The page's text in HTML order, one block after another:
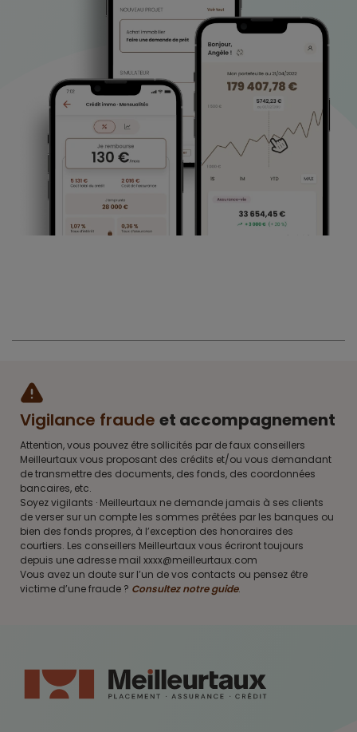
Vigilance fraude et accompagnement
Attention, vous pouvez être sollicités par de faux conseillers
Meilleurtaux vous proposant des crédits et/ou vous demandant
de transmettre des documents, des fonds, des coordonnées
bancaires, etc.
Soyez vigilants · Meilleurtaux ne demande jamais à ses clients
de verser sur un compte les sommes prêtées par les banques ou
bien des fonds propres, à l’exception des honoraires des
courtiers. Les conseillers Meilleurtaux vous écriront toujours
depuis une adresse mail xxxx@meilleurtaux.com
Vous avez un doute sur l’un de vos contacts ou pensez être
victime d’une fraude ? Consultez notre guide.